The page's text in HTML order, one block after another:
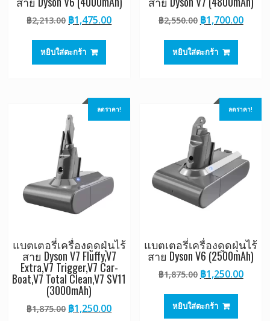
฿2,213.00 Original
was:
฿2,213.00.
฿1,475.00Current
หยิบใส่ตะกร้า
฿2,550.00 Original
was:
฿2,550.00.
฿1,700.00
หยิบใส่ตะกร้า
ลดราคา!
แบตเตอรี่เครื่องดูดฝุ่นไร้
สาย Dyson V7 Fluffy,V7
Extra,V7 Trigger,V7 Car-
Boat,V7 Total Clean,V7 SV11
(3000mAh)
฿1,875.00 Original
฿1,250.00Current
ลดราคา!
แบตเตอรี่เครื่องดูดฝุ่นไร้
สาย Dyson V6 (2500mAh)
฿1,875.00 Original
was:
฿1,875.00.
฿1,250.00
หยิบใส่ตะกร้า